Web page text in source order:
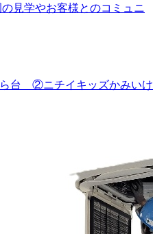
見学やお客様とのコミュニ
台 ②ニチイキッズかみいけ